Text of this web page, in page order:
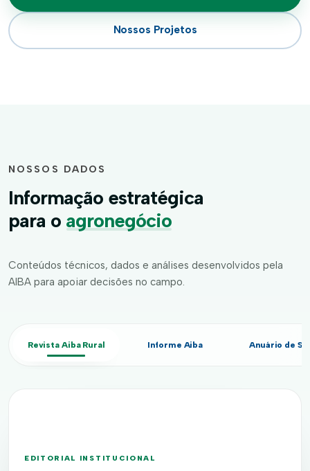
Nossos Projetos
NOSSOS DADOS
Informação estratégica
para o agronegócio
Conteúdos técnicos, dados e análises desenvolvidos pela
AIBA para apoiar decisões no campo.
Revista Aiba Rural Informe Aiba Anuário de
EDITORIAL INSTITUCIONAL